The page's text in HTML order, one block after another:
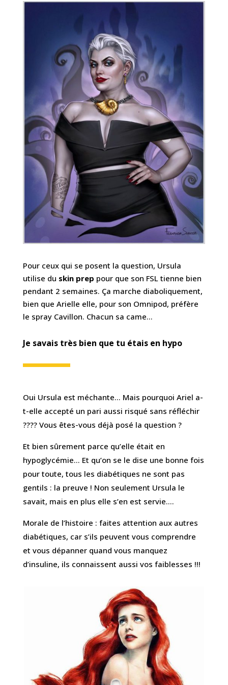
Pour ceux qui se posent la question, Ursula
utilise du skin prep pour que son FSL tienne bien
pendant 2 semaines. Ça marche diaboliquement,
bien que Arielle elle, pour son Omnipod, préfère
le spray Cavillon. Chacun sa came…
Je savais très bien que tu étais en hypo
Oui Ursula est méchante… Mais pourquoi Ariel a-
t-elle accepté un pari aussi risqué sans réfléchir
???? Vous êtes-vous déjà posé la question ?
Et bien sûrement parce qu’elle était en
hypoglycémie… Et qu’on se le dise une bonne fois
pour toute, tous les diabétiques ne sont pas
gentils : la preuve ! Non seulement Ursula le
savait, mais en plus elle s’en est servie….
Morale de l’histoire : faites attention aux autres
diabétiques, car s’ils peuvent vous comprendre
et vous dépanner quand vous manquez
d’insuline, ils connaissent aussi vos faiblesses !!!